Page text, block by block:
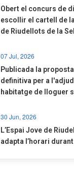
​Obert el concurs de
escollir el cartell de
de Riudellots de la
07 Jul, 2026
​Publicada la
definitiva per a
habitatge de lloguer
30 Jun, 2026
​L’Espai Jove de
adapta l’horari durant